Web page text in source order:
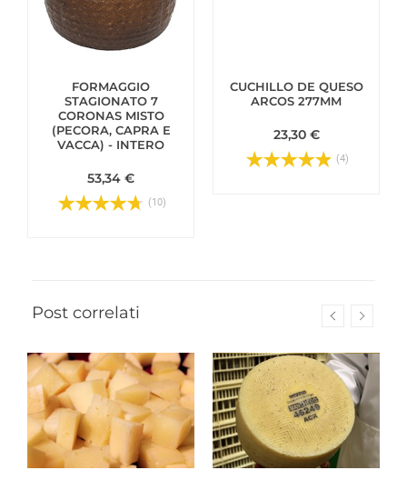
FORMAGGIO
STAGIONATO 7
CORONAS MISTO
(PECORA, CAPRA E
VACCA) - INTERO
53,34 €
(10)
CUCHILLO DE QUESO
ARCOS 277MM
23,30 €
(4)
Post correlati